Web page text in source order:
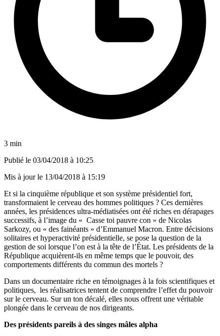
3 min
Publié le 03/04/2018 à 10:25
Mis à jour le 13/04/2018 à 15:19
Et si la cinquième république et son système présidentiel fort,
transformaient le cerveau des hommes politiques ? Ces dernières
années, les présidences ultra-médiatisées ont été riches en dérapages
successifs, à l’image du « Casse toi pauvre con » de Nicolas
Sarkozy, ou « des fainéants » d’Emmanuel Macron. Entre décisions
solitaires et hyperactivité présidentielle, se pose la question de la
gestion de soi lorsque l’on est à la tête de l’État. Les présidents de la
République acquièrent-ils en même temps que le pouvoir, des
comportements différents du commun des mortels ?
Dans un documentaire riche en témoignages à la fois scientifiques et
politiques, les réalisatrices tentent de comprendre l’effet du pouvoir
sur le cerveau. Sur un ton décalé, elles nous offrent une véritable
plongée dans le cerveau de nos dirigeants.
Des présidents pareils à des singes mâles alpha